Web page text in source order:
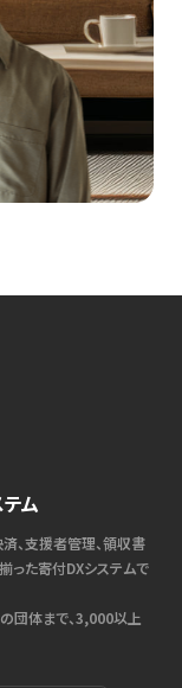
ム
、支援者管理、領収書
った寄付DXシステムで
団体まで、3,000以上